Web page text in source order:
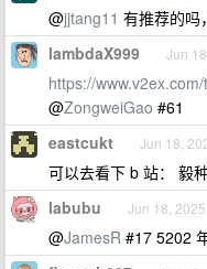
@jjtang11 有推荐的吗
lambdaX999 Jun
https://
@ZongweiGao #61
eastcukt Jun 18,
可以去看下 b 站： 毅
labubu Jun 18, 2025
@JamesR #17 5202